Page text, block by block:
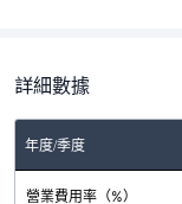
詳細數據
年度/季度2025-Q3
營業費用率（%）
10.79